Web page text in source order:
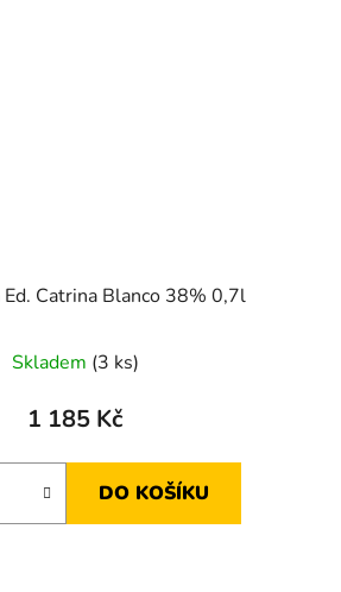
Ed. Catrina Blanco 38% 0,7l
Skladem (3 ks)
1 185 Kč
DO KOŠÍKU